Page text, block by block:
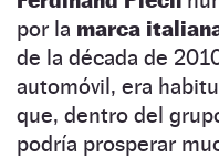
por la marca
de la década de
automóvil, era
que, dentro del
podría prosperar